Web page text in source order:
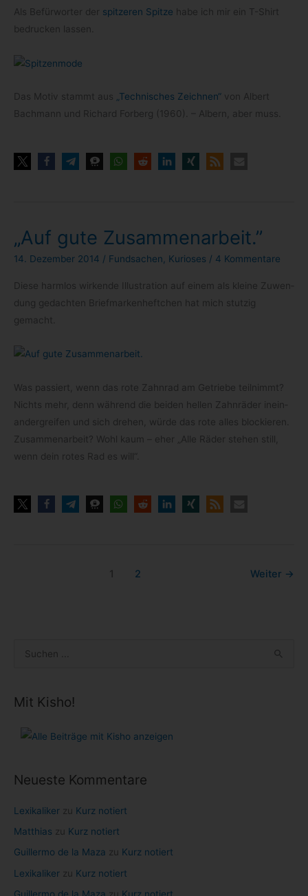
Als Befür­wor­ter der spit­ze­ren Spitze habe ich mir ein T-​Shirt
bedru­cken lassen.
Das Motiv stammt aus „Tech­ni­sches Zeich­nen“ von Albert
Bach­mann und Richard For­berg (1960). – Albern, aber muss.
„Auf gute Zusammenarbeit.”
14. Dezember 2014 / Fundsachen Kurioses / 4 Kommentare
Diese harm­los wir­kende Illus­tra­tion auf einem als kleine Zuwen­
dung gedach­ten Briefmar­kenheftchen hat mich stut­zig
gemacht.
Was pas­siert, wenn das rote Zahn­rad am Getriebe teil­nimmt?
Nichts mehr, denn wäh­rend die bei­den hel­len Zahn­rä­der inein­
an­der­grei­fen und sich dre­hen, würde das rote alles blo­ckieren.
Zusam­men­ar­beit? Wohl kaum – eher „Alle Räder ste­hen still,
wenn dein rotes Rad es will“.
1 2 Weiter →
h
a
h
:
Mit Kisho!
Neueste Kommentare
Lexikaliker zu Kurz notiert
Matthias zu Kurz notiert
Guillermo de la Maza zu Kurz notiert
Lexikaliker zu Kurz notiert